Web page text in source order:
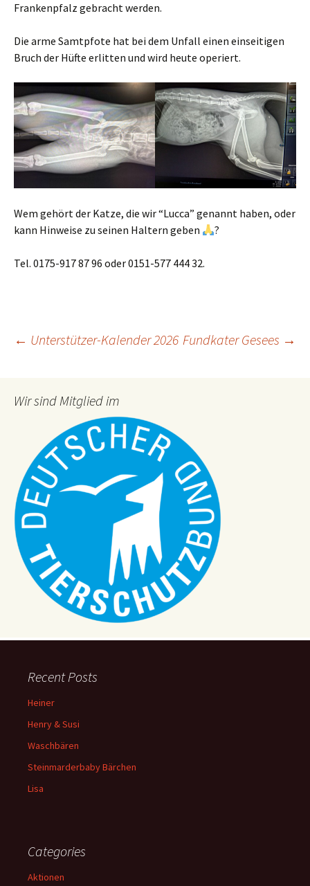
Frankenpfalz gebracht werden.
Die arme Samtpfote hat bei dem Unfall einen einseitigen
Bruch der Hüfte erlitten und wird heute operiert.
Wem gehört der Katze, die wir “Lucca” genannt haben, oder
kann Hinweise zu seinen Haltern geben
?
Tel. 0175-917 87 96 oder 0151-577 444 32.
Post
navigation
← Unterstützer-Kalender 2026 Fundkater Gesees →
Wir sind Mitglied im
Recent Posts
Heiner
Henry & Susi
Waschbären
Steinmarderbaby Bärchen
Lisa
Categories
Aktionen